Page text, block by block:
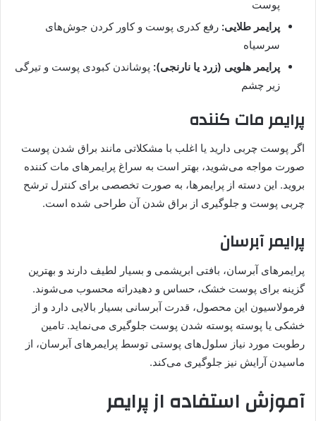
پوست
پرایمر طلایی: رفع کدری پوست و کاور کردن جوش‌های
سرسیاه
پرایمر هلویی (زرد یا نارنجی): پوشاندن کبودی پوست و تیرگی
زیر چشم
پرایمر مات کننده
اگر پوست چربی دارید یا اغلب با مشکلاتی مانند براق شدن پوست
صورت مواجه می‌شوید، بهتر است به سراغ پرایمرهای مات کننده
بروید. این دسته از پرایمرها، به صورت تخصصی برای کنترل ترشح
چربی پوست و جلوگیری از براق شدن آن طراحی شده است.
پرایمر آبرسان
پرایمرهای آبرسان، بافتی ابریشمی و بسیار لطیف دارند و بهترین
گزینه برای پوست خشک، حساس و دهیدراته محسوب می‌شوند.
فرمولاسیون این محصول، قدرت آبرسانی بسیار بالایی دارد و از
خشکی یا پوسته پوسته شدن پوست جلوگیری می‌نماید. تامین
رطوبت مورد نیاز سلول‌های پوستی توسط پرایمرهای آبرسان، از
ماسیدن آرایش نیز جلوگیری می‌کند.
آموزش استفاده از پرایمر